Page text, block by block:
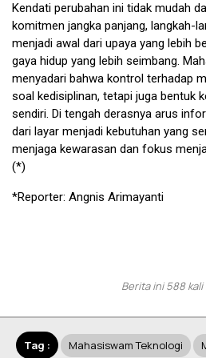
Kendati perubahan ini tidak mudah
komitmen jangka panjang, langkah-
menjadi awal dari upaya yang lebih
gaya hidup yang lebih seimbang.
menyadari bahwa kontrol terhadap
soal kedisiplinan, tetapi juga bentuk
sendiri. Di tengah derasnya arus
dari layar menjadi kebutuhan yang
menjaga kewarasan dan fokus
(*)
*Reporter: Angnis Arimayanti
Berita ini 588 kali
Tag : Mahasiswam Teknologi